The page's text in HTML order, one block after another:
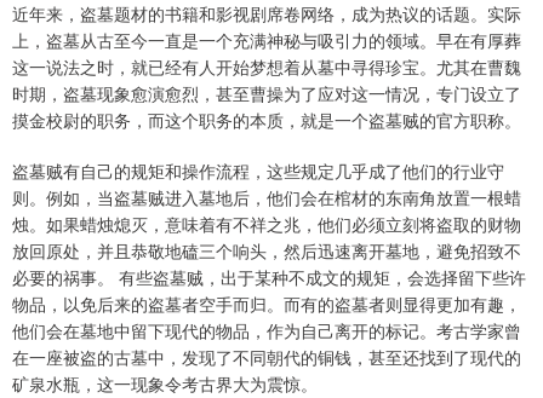
近年来，盗墓题材的书籍和影视剧席卷网络，成为热议的话题。实际
上，盗墓从古至今一直是一个充满神秘与吸引力的领域。早在有厚葬
这一说法之时，就已经有人开始梦想着从墓中寻得珍宝。尤其在曹魏
时期，盗墓现象愈演愈烈，甚至曹操为了应对这一情况，专门设立了
摸金校尉的职务，而这个职务的本质，就是一个盗墓贼的官方职称。
盗墓贼有自己的规矩和操作流程，这些规定几乎成了他们的行业守
则。例如，当盗墓贼进入墓地后，他们会在棺材的东南角放置一根蜡
烛。如果蜡烛熄灭，意味着有不祥之兆，他们必须立刻将盗取的财物
放回原处，并且恭敬地磕三个响头，然后迅速离开墓地，避免招致不
必要的祸事。 有些盗墓贼，出于某种不成文的规矩，会选择留下些许
物品，以免后来的盗墓者空手而归。而有的盗墓者则显得更加有趣，
他们会在墓地中留下现代的物品，作为自己离开的标记。考古学家曾
在一座被盗的古墓中，发现了不同朝代的铜钱，甚至还找到了现代的
矿泉水瓶，这一现象令考古界大为震惊。